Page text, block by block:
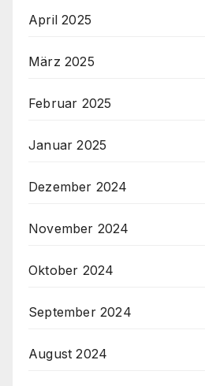
April 2025
März 2025
Februar 2025
Januar 2025
Dezember 2024
November 2024
Oktober 2024
September 2024
August 2024